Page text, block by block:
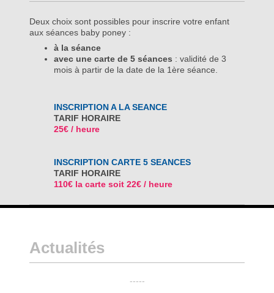
Deux choix sont possibles pour inscrire votre enfant
aux séances baby poney :
à la séance
avec une carte de 5 séances : validité de 3
mois à partir de la date de la 1ère séance.
INSCRIPTION A LA SEANCE
TARIF HORAIRE
25€ / heure
INSCRIPTION CARTE 5 SEANCES
TARIF HORAIRE
110€ la carte soit 22€ / heure
Actualités
-----